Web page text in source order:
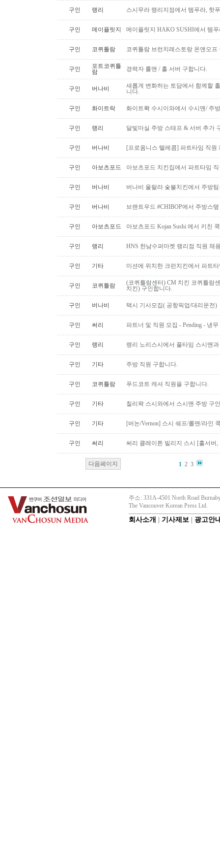
구인 랭리 스시무라 랭리지점에서 템푸라, 핫
구인 메이플릿지 메이플릿지 HAKO SUSHI에서 템
구인 코퀴틀람 코퀴틀람 브런치레스토랑 온앤오프
구인
포트코퀴틀
람
경력자 롤맨 / 홀 서버 구합니다.
구인 버나비
새롭게 변화하는 토담에서 함께할
니다.
구인 화이트락 화이트롹 수시이와에서 수시맨/ 주
구인 랭리 달빛마실 주방 스태프 & 서버 추가
구인 버나비 [프로옴니스 텔레콤] 파트타임 직원
구인 아보츠포드 아보츠포드 치킨집에서 파트타임
구인 버나비 버나비 울랄라 숯불치킨에서 주방
구인 버나비 브랜트우드 #CHIBOP에서 주방스
구인 아보츠포드 아보츠포드 Kojan Sushi 에서 키친
구인 랭리 HNS 한남수퍼마켓 랭리점 직원 채
구인 기타 미션에 위치한 크런치킨에서 파트
구인 코퀴틀람
(코퀴틀람센터) CM 치킨 코퀴틀람
치킨) 구인합니다.
구인 버나비 택시 기사모집( 공항픽업/대리운전)
구인 써리 파트너 및 직원 모집 - Pending - 냉무
구인 랭리 랭리 노리스시에서 풀타임 스시맨
구인 기타 주방 직원 구합니다.
구인 코퀴틀람 푸드코트 캐셔 직원을 구합니다.
구인 기타 칠리왁 스시와에서 스시맨 주방 구
구인 기타 [버논/Vernon] 스시 쉐프/롤맨/라인
구인 써리 써리 클레이튼 빌리지 스시 [홀서버
다음페이지 1 2 3
주소: 331A-4501 North Road
The Vancouver Korean Press Ltd.
회사소개 기사제보 광고안